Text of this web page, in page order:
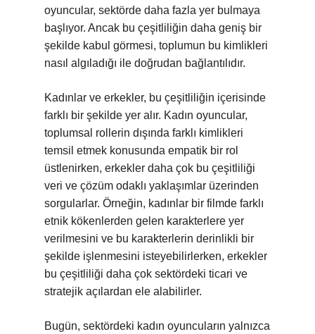
oyuncular, sektörde daha fazla yer bulmaya
başlıyor. Ancak bu çeşitliliğin daha geniş bir
şekilde kabul görmesi, toplumun bu kimlikleri
nasıl algıladığı ile doğrudan bağlantılıdır.
Kadınlar ve erkekler, bu çeşitliliğin içerisinde
farklı bir şekilde yer alır. Kadın oyuncular,
toplumsal rollerin dışında farklı kimlikleri
temsil etmek konusunda empatik bir rol
üstlenirken, erkekler daha çok bu çeşitliliği
veri ve çözüm odaklı yaklaşımlar üzerinden
sorgularlar. Örneğin, kadınlar bir filmde farklı
etnik kökenlerden gelen karakterlere yer
verilmesini ve bu karakterlerin derinlikli bir
şekilde işlenmesini isteyebilirlerken, erkekler
bu çeşitliliği daha çok sektördeki ticari ve
stratejik açılardan ele alabilirler.
Bugün, sektördeki kadın oyuncuların yalnızca